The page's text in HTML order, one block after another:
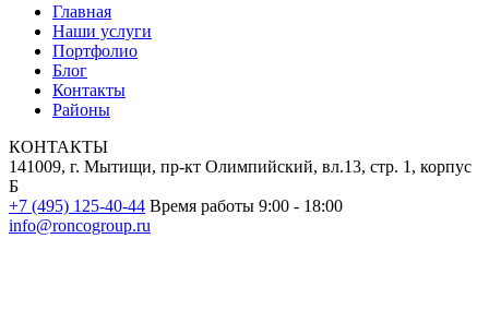
Главная
Наши услуги
Портфолио
Блог
Контакты
Районы
КОНТАКТЫ
141009, г. Мытищи, пр-кт Олимпийский, вл.13, стр. 1, корпус
Б
+7 (495) 125-40-44 Время работы 9:00 - 18:00
info@roncogroup.ru